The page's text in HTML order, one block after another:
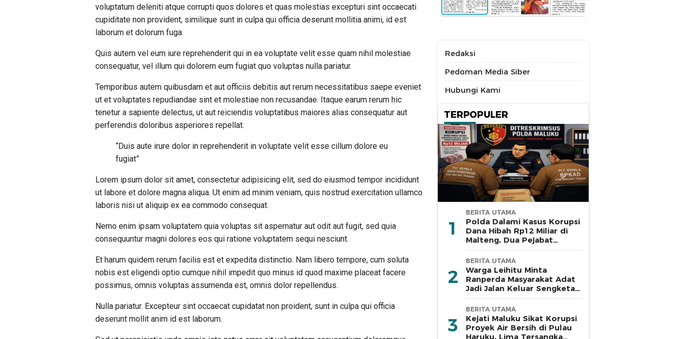
voluptatum deleniti atque corrupti quos dolores et quas molestias excepturi sint occaecati
cupiditate non provident, similique sunt in culpa qui officia deserunt mollitia animi, id est
laborum et dolorum fuga.
Quis autem vel eum iure reprehenderit qui in ea voluptate velit esse quam nihil molestiae
consequatur, vel illum qui dolorem eum fugiat quo voluptas nulla pariatur.
Temporibus autem quibusdam et aut officiis debitis aut rerum necessitatibus saepe eveniet
ut et voluptates repudiandae sint et molestiae non recusandae. Itaque earum rerum hic
tenetur a sapiente delectus, ut aut reiciendis voluptatibus maiores alias consequatur aut
perferendis doloribus asperiores repellat.
“Duis aute irure dolor in reprehenderit in voluptate velit esse cillum dolore eu
fugiat”
Lorem ipsum dolor sit amet, consectetur adipisicing elit, sed do eiusmod tempor incididunt
ut labore et dolore magna aliqua. Ut enim ad minim veniam, quis nostrud exercitation ullamco
laboris nisi ut aliquip ex ea commodo consequat.
Nemo enim ipsam voluptatem quia voluptas sit aspernatur aut odit aut fugit, sed quia
consequuntur magni dolores eos qui ratione voluptatem sequi nesciunt.
Et harum quidem rerum facilis est et expedita distinctio. Nam libero tempore, cum soluta
nobis est eligendi optio cumque nihil impedit quo minus id quod maxime placeat facere
possimus, omnis voluptas assumenda est, omnis dolor repellendus.
Nulla pariatur. Excepteur sint occaecat cupidatat non proident, sunt in culpa qui officia
deserunt mollit anim id est laborum.
Redaksi
Pedoman Media Siber
Hubungi Kami
TERPOPULER
1
BERITA UTAMA
Polda Dalami Kasus Korupsi
Dana Hibah Rp12 Miliar di
Malteng, Dua Pejabat
Pemkab Diperiksa
2
BERITA UTAMA
Warga Leihitu Minta
Ranperda Masyarakat Adat
Jadi Jalan Keluar Sengketa
Enam Dusun Tanjung Sial
3
BERITA UTAMA
Kejati Maluku Sikat Korupsi
Proyek Air Bersih di Pulau
Haruku, Lima Tersangka